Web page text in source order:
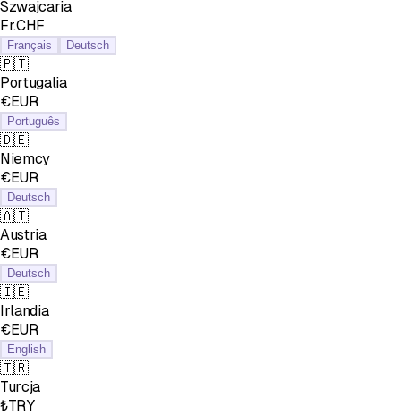
Szwajcaria
Fr.CHF
Français Deutsch
🇵🇹
Portugalia
€EUR
Português
🇩🇪
Niemcy
€EUR
Deutsch
🇦🇹
Austria
€EUR
Deutsch
🇮🇪
Irlandia
€EUR
English
🇹🇷
Turcja
₺TRY